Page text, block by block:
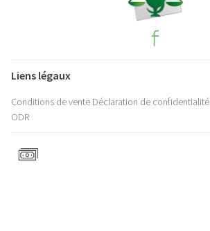
Liens légaux
Conditions de vente Déclaration de confidentialité
ODR